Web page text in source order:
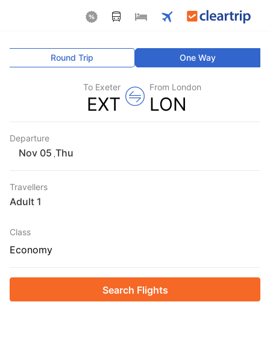
One Way
Round Trip
From London
LON
To Exeter
EXT
Departure
Thu
Travellers
1 Adult
Class
Economy